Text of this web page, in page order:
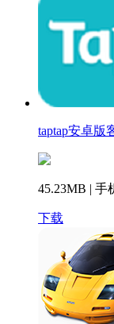
taptap安卓版
45.23MB | 手
下载